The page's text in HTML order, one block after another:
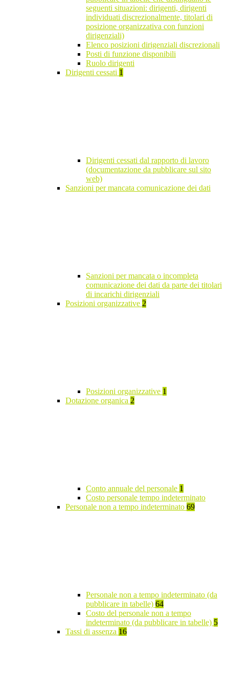
seguenti situazioni: dirigenti, dirigenti
individuati discrezionalmente, titolari di
posizione organizzativa con funzioni
dirigenziali)
Elenco posizioni dirigenziali discrezionali
Posti di funzione disponibili
Ruolo dirigenti
Dirigenti cessati 1
Dirigenti cessati dal rapporto di lavoro
(documentazione da pubblicare sul sito
web)
Sanzioni per mancata comunicazione dei dati
Sanzioni per mancata o incompleta
comunicazione dei dati da parte dei titolari
di incarichi dirigenziali
Posizioni organizzative 2
Posizioni organizzative 1
Dotazione organica 2
Conto annuale del personale 1
Costo personale tempo indeterminato
Personale non a tempo indeterminato 69
Personale non a tempo indeterminato (da
pubblicare in tabelle) 64
Costo del personale non a tempo
indeterminato (da pubblicare in tabelle) 5
Tassi di assenza 16